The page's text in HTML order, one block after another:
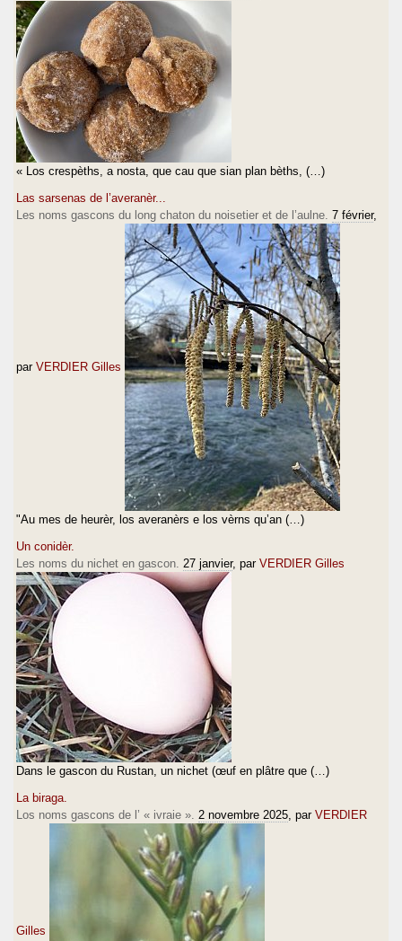
« Los crespèths, a nosta, que cau que sian plan bèths, (…)
Las sarsenas de l’averanèr...
Les noms gascons du long chaton du noisetier et de l’aulne. 7 février,
par VERDIER Gilles
"Au mes de heurèr, los averanèrs e los vèrns qu’an (…)
Un conidèr.
Les noms du nichet en gascon. 27 janvier, par VERDIER Gilles
Dans le gascon du Rustan, un nichet (œuf en plâtre que (…)
La biraga.
Los noms gascons de l’ « ivraie ». 2 novembre 2025 , par VERDIER
Gilles